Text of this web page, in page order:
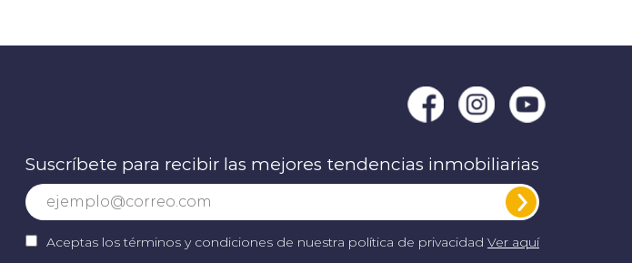
Suscríbete para recibir las mejores tendencias inmobiliarias
Aceptas los términos y condiciones de nuestra política de privacidad Ver aquí